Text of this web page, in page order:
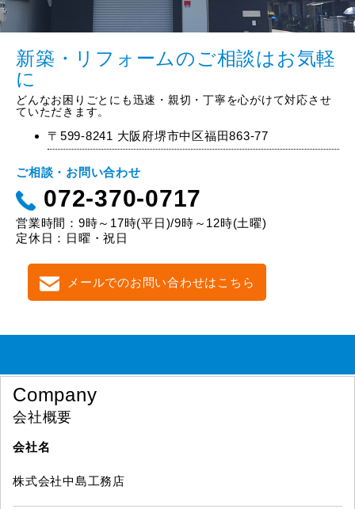
新築・リフォームのご相談はお気軽
に
どんなお困りごとにも迅速・親切・丁寧を心がけて対応させ
ていただきます。
〒599-8241 大阪府堺市中区福田863-77
ご相談・お問い合わせ
072-370-0717
営業時間：9時～17時(平日)/9時～12時(土曜)
定休日：日曜・祝日
メールでのお問い合わせはこちら
Company
会社概要
会社名
株式会社中島工務店